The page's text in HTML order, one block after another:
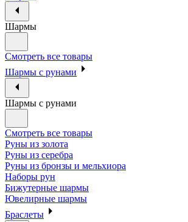
Шармы
Смотреть все товары
Шармы с рунами
Шармы с рунами
Смотреть все товары
Руны из золота
Руны из серебра
Руны из бронзы и мельхиора
Наборы рун
Бижутерные шармы
Ювелирные шармы
Браслеты